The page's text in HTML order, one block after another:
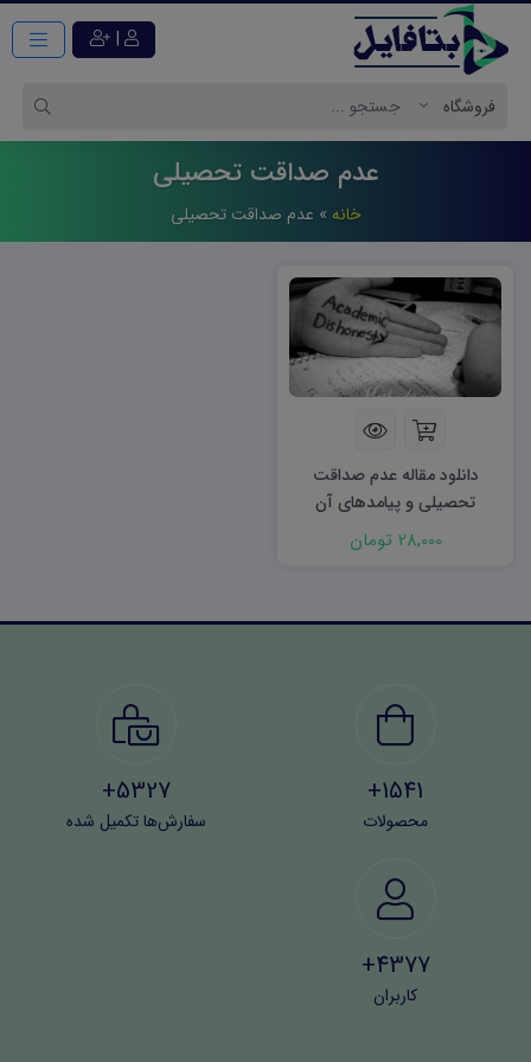
|
عدم صداقت تحصیلی
خانه » عدم صداقت تحصیلی
دانلود مقاله عدم صداقت
تحصیلی و پیامدهای آن
28,000 تومان
1541+
محصولات
5327+
سفارش‌ها تکمیل شده
4377+
کاربران